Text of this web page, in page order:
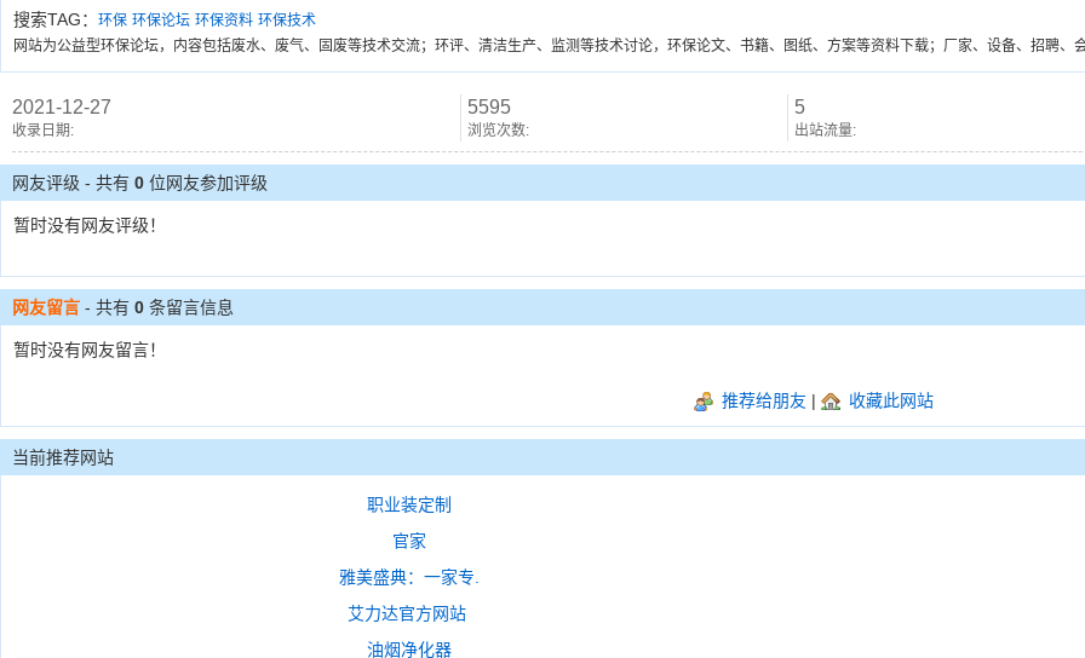
搜索TAG： 环保 环保论坛 环保资料 环保技术
网站为公益型环保论坛，内容包括废水、废气、固废等技术交流；环评、清洁生产、监测等技术讨论，环保论文、书籍、图纸、方案等资料下载；厂家、设备、招聘、
2021-12-27
收录日期:
5595
浏览次数:
5
出站流量:
网友评级 - 共有 0 位网友参加评级
暂时没有网友评级！
网友留言 - 共有 0 条留言信息
暂时没有网友留言！
推荐给朋友 | 收藏此网站
当前推荐网站
职业装定制
官家
雅美盛典：一家专.
艾力达官方网站
油烟净化器